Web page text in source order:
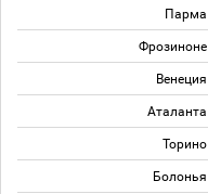
Парма
Фрозиноне
Венеция
Аталанта
Торино
Болонья